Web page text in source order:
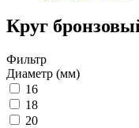
Круг
Фильтр
Диаметр (мм)
16
18
20